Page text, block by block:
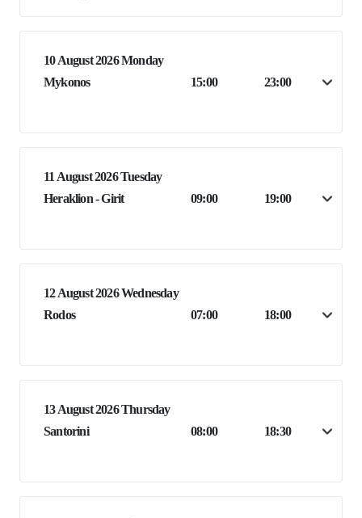
10 August 2026 Monday
Mykonos
15:00 23:00
11 August 2026 Tuesday
Heraklion - Girit
09:00 19:00
12 August 2026 Wednesday
Rodos
07:00 18:00
13 August 2026 Thursday
Santorini
08:00 18:30